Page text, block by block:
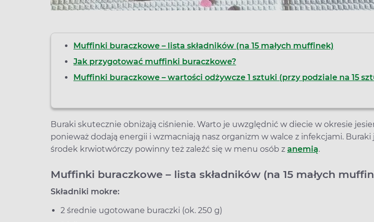
Muffinki buraczkowe – lista składników (na 15 małych muffinek)
Jak przygotować muffinki buraczkowe?
Muffinki buraczkowe – wartości odżywcze 1 sztuki (przy podziale na 15
Buraki skutecznie obniżają ciśnienie. Warto je uwzględnić w diecie w okresie
ponieważ dodają energii i wzmacniają nasz organizm w walce z infekcjami. Buraki
środek krwiotwórczy powinny też zaleźć się w menu osób z anemią.
Muffinki buraczkowe – lista składników (na 15 małych
Składniki mokre:
2 średnie ugotowane buraczki (ok. 250 g)